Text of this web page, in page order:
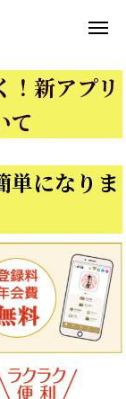
！新アプリ
て
になりま